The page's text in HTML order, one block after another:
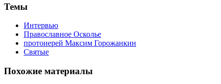
Темы
Интервью
Православное Осколье
протоиерей Максим Горожанкин
Святые
Похожие материалы